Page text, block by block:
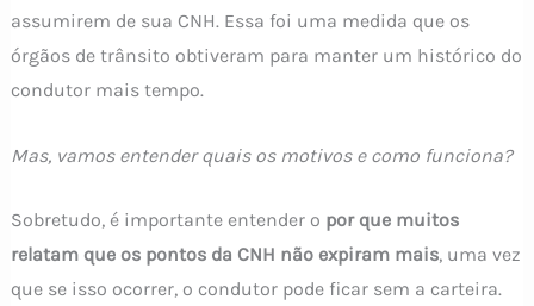
assumirem de sua CNH. Essa foi uma medida que os
órgãos de trânsito obtiveram para manter um histórico do
condutor mais tempo.
Mas, vamos entender quais os motivos e como funciona?
Sobretudo, é importante entender o por que muitos
relatam que os pontos da CNH não expiram mais, uma vez
que se isso ocorrer, o condutor pode ficar sem a carteira.